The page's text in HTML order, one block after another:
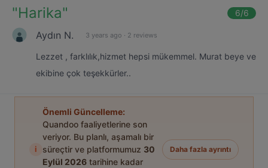
"Harika" 6/6
Aydın N. 3 years ago · 2 reviews
Lezzet , farklılık,hizmet hepsi mükemmel. Murat beye ve
ekibine çok teşekkürler..
i
Önemli Güncelleme:
Quandoo faaliyetlerine son
veriyor. Bu planlı, aşamalı bir
süreçtir ve platformumuz 30
Eylül 2026 tarihine kadar
Daha fazla ayrıntı